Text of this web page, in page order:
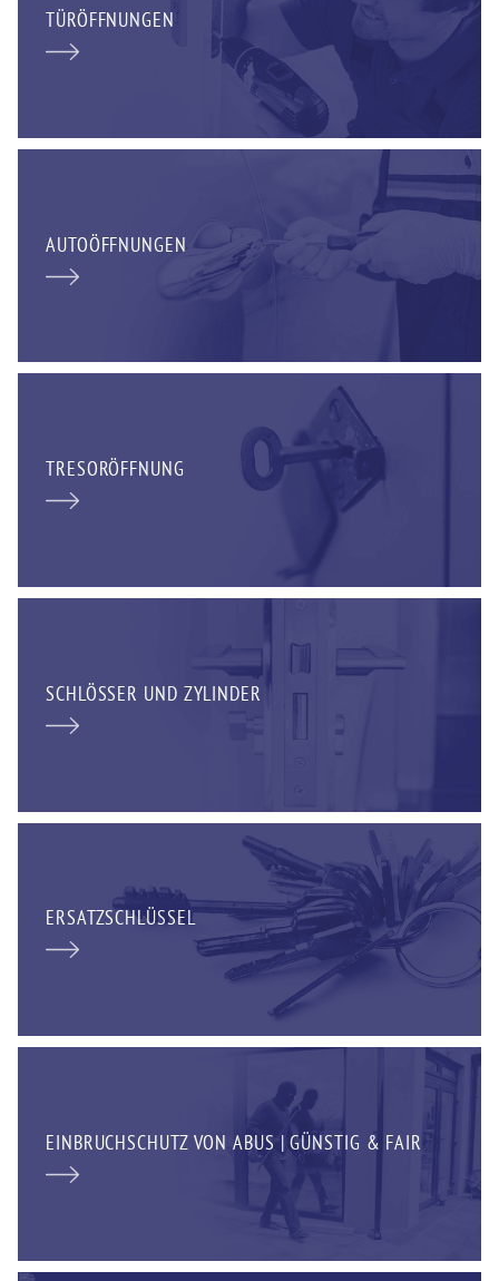
TÜRÖFFNUNGEN
AUTOÖFFNUNGEN
TRESORÖFFNUNG
SCHLÖSSER UND ZYLINDER
ERSATZSCHLÜSSEL
EINBRUCHSCHUTZ VON ABUS | GÜNSTIG & FAIR